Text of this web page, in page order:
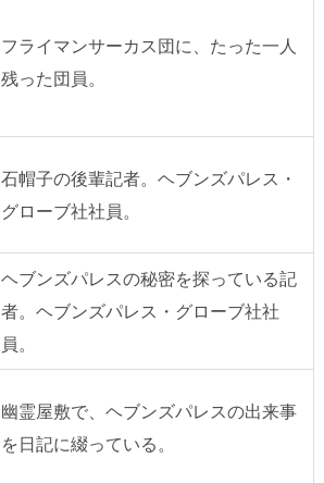
フライマンサーカス団に、たった一人
残った団員。
石帽子の後輩記者。ヘブンズパレス・
グローブ社社員。
ヘブンズパレスの秘密を探っている記
者。ヘブンズパレス・グローブ社社
員。
幽霊屋敷で、ヘブンズパレスの出来事
を日記に綴っている。